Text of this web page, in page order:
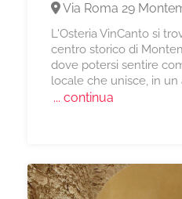
Via Roma 29
L'Osteria VinCanto si
centro storico di
dove potersi sentire
locale che unisce, in
... continua